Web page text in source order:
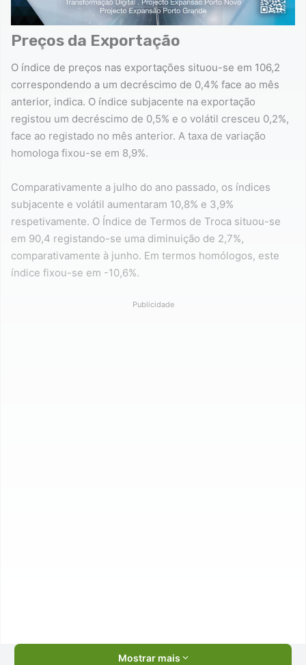
Preços da Exportação
O índice de preços nas exportações situou-se em 106,2
correspondendo a um decréscimo de 0,4% face ao mês
anterior, indica. O índice subjacente na exportação
registou um decréscimo de 0,5% e o volátil cresceu 0,2%,
face ao registado no mês anterior. A taxa de variação
homologa fixou-se em 8,9%.
Comparativamente a julho do ano passado, os índices
subjacente e volátil aumentaram 10,8% e 3,9%
respetivamente. O Índice de Termos de Troca situou-se
em 90,4 registando-se uma diminuição de 2,7%,
comparativamente à junho. Em termos homólogos, este
índice fixou-se em -10,6%.
Publicidade
Mostrar mais